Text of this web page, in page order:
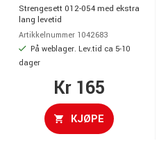
Strengesett 012-054 med ekstra
lang levetid
Artikkelnummer 1042683
På weblager. Lev.tid ca 5-10
dager
Kr 165
KJØPE